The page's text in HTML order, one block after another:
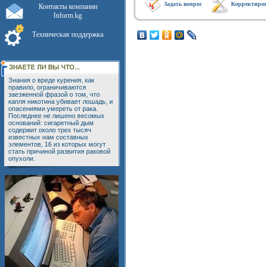
Контакты компании
Inform.kg
Техническая поддержка
Знания о вреде курения, как
правило, ограничиваются
заезженной фразой о том, что
капля никотина убивает лошадь, и
опасениями умереть от рака.
Последнее не лишено весомых
оснований: сигаретный дым
содержит около трех тысяч
известных нам составных
элементов, 16 из которых могут
стать причиной развития раковой
опухоли.
Задать вопрос